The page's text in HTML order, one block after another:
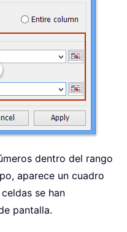
dentro del rango
aparece un cuadro
se han
pantalla.